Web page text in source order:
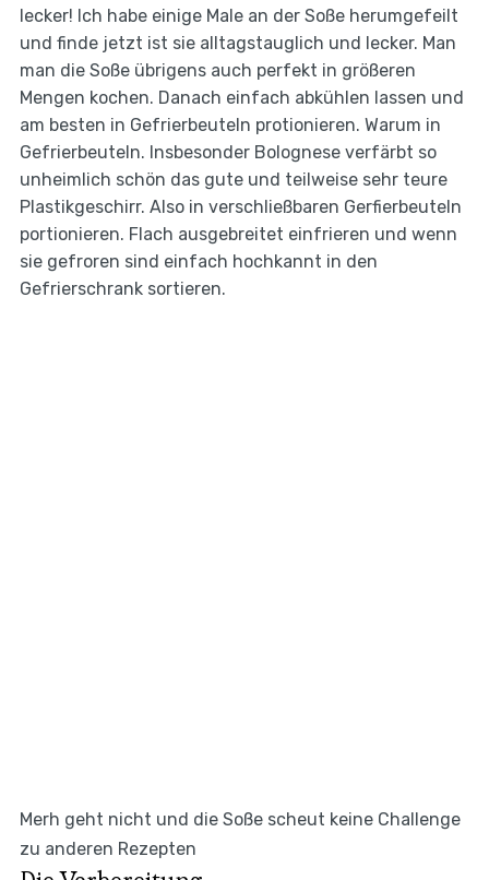
lecker! Ich habe einige Male an der Soße herumgefeilt
und finde jetzt ist sie alltagstauglich und lecker. Man
man die Soße übrigens auch perfekt in größeren
Mengen kochen. Danach einfach abkühlen lassen und
am besten in Gefrierbeuteln protionieren. Warum in
Gefrierbeuteln. Insbesonder Bolognese verfärbt so
unheimlich schön das gute und teilweise sehr teure
Plastikgeschirr. Also in verschließbaren Gerfierbeuteln
portionieren. Flach ausgebreitet einfrieren und wenn
sie gefroren sind einfach hochkannt in den
Gefrierschrank sortieren.
Merh geht nicht und die Soße scheut keine Challenge
zu anderen Rezepten